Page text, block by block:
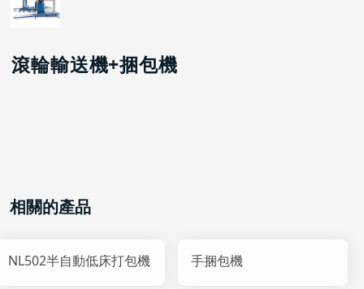
滾輪輸送機+捆包機
相關的產品
NL502半自動低床打包機 手捆包機